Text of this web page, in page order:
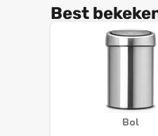
Best
Bol